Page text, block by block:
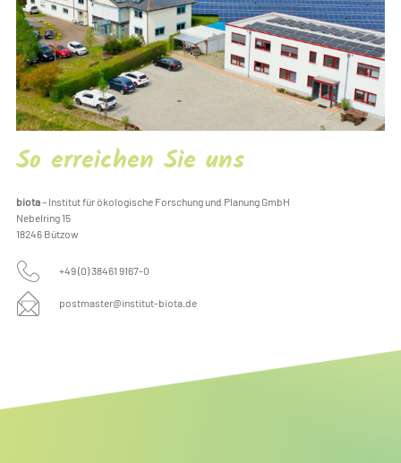
Klimaschutz und -anpassungen
Ländliche Entwicklung, Tourismus, weitere
Konzepte/Planungen, Schulung und Beratung
Geodatenverarbeitung
So erreichen Sie uns
biota– Institut für ökologische Forschung und Planung GmbH
Nebelring 15
18246 Bützow
+49 (0) 38461 9167-0
postmaster@institut-biota.de